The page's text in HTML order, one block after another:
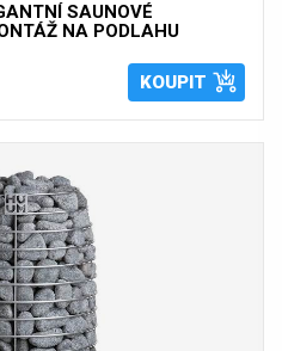
SAUNOVÉ
NA PODLAHU
KOUPIT